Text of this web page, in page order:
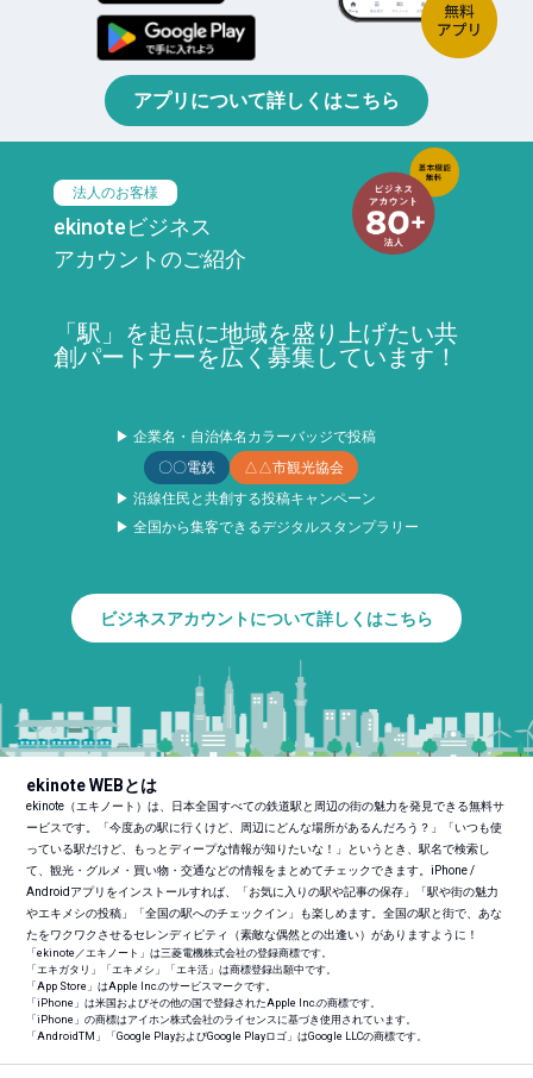
アプリについて詳しくはこちら
法人のお客様
ekinoteビジネス
アカウントのご紹介
「駅」を起点に地域を盛り上げたい共
創パートナーを広く募集しています！
▶ 企業名・自治体名カラーバッジで投稿
〇〇電鉄
△△市観光協会
▶ 沿線住民と共創する投稿キャンペーン
▶ 全国から集客できるデジタルスタンプラリー
ビジネスアカウントについて詳しくはこちら
ekinote WEBとは
ekinote（エキノート）は、日本全国すべての鉄道駅と周辺の街の魅力を発見できる無料サ
ービスです。「今度あの駅に行くけど、周辺にどんな場所があるんだろう？」「いつも使
っている駅だけど、もっとディープな情報が知りたいな！」というとき、駅名で検索し
て、観光・グルメ・買い物・交通などの情報をまとめてチェックできます。iPhone /
Androidアプリをインストールすれば、「お気に入りの駅や記事の保存」「駅や街の魅力
やエキメシの投稿」「全国の駅へのチェックイン」も楽しめます。全国の駅と街で、あな
たをワクワクさせるセレンディピティ（素敵な偶然との出逢い）がありますように！
「ekinote／エキノート」は三菱電機株式会社の登録商標です。
「エキガタリ」「エキメシ」「エキ活」は商標登録出願中です。
「App Store」はApple Inc.のサービスマークです。
「iPhone」は米国およびその他の国で登録されたApple Inc.の商標です。
「iPhone」の商標はアイホン株式会社のライセンスに基づき使用されています。
「AndroidTM 」「Google PlayおよびGoogle Playロゴ」はGoogle LLCの商標です。